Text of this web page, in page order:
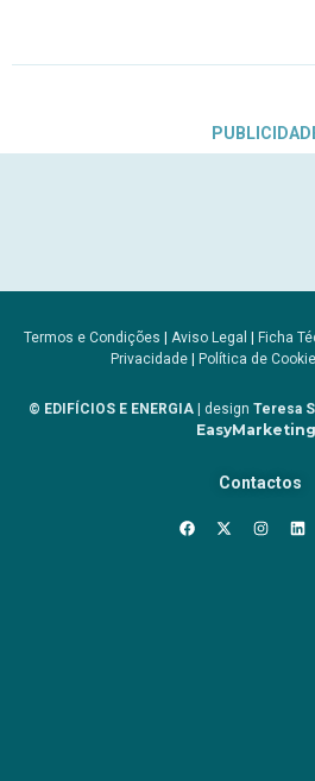
Termos e Condições | Aviso Legal | Ficha
Privacidade| Política de
© EDIFÍCIOS E ENERGIA | design Teresa
Contactos